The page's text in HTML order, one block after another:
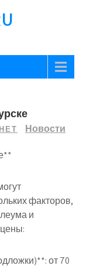
Новости
факторов,
и
от 70